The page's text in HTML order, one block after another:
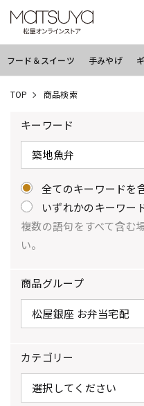
フード＆スイーツ 手みやげ
TOP 商品検索
キーワード
全てのキーワードを
いずれかのキーワー
複数の語句をすべて含む
い。
商品グループ
カテゴリー